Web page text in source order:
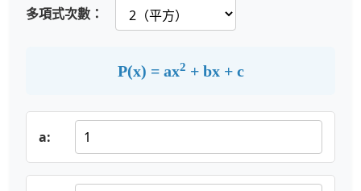
多項式次數：
P(x) = ax2 + bx + c
a: